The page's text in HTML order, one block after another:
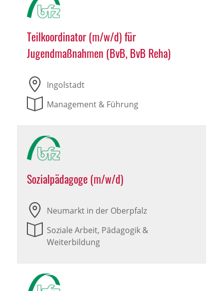
Teilkoordinator (m/w/d) für
Jugendmaßnahmen (BvB, BvB Reha)
Ingolstadt
Management & Führung
Sozialpädagoge (m/w/d)
Neumarkt in der Oberpfalz
Soziale Arbeit, Pädagogik &
Weiterbildung